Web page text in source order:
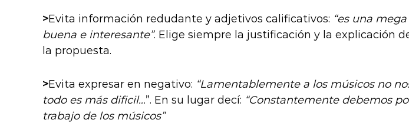
>Evita información redudante y adjetivos calificativos: “es una
buena e interesante”. Elige siempre la justificación y la explicación
la propuesta.
>Evita expresar en negativo: “Lamentablemente a los músicos no
todo es más dificil…”. En su lugar decí: “Constantemente debemos
trabajo de los músicos”